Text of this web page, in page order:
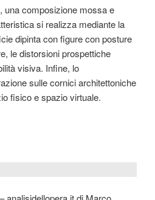
una composizione mossa e
si realizza mediante la
dipinta con figure con posture
le distorsioni prospettiche
visiva. Infine, lo
sulle cornici architettoniche
fisico e spazio virtuale.